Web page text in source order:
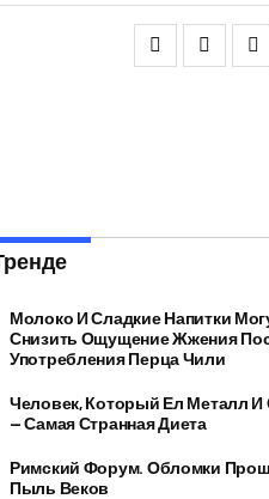
Молоко И Сладкие Напитки
Снизить Ощущение Жжения
Употребления Перца Чили
Человек, Который Ел Металл И
— Самая Странная Диета
Римский Форум. Обломки
Пыль Веков